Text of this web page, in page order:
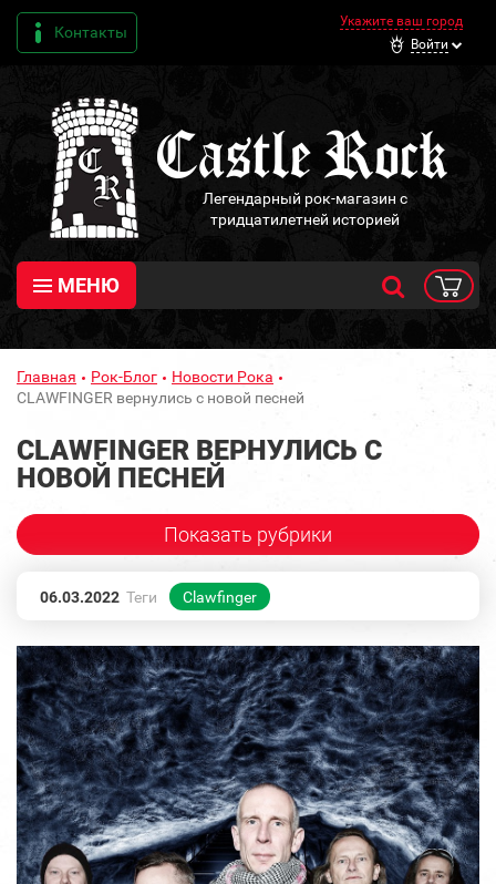
Контакты
Укажите ваш город
Войти
Легендарный рок-магазин с
тридцатилетней историей
МЕНЮ
Главная Рок-Блог
Новости Рока
CLAWFINGER вернулись с новой песней
CLAWFINGER ВЕРНУЛИСЬ С
НОВОЙ ПЕСНЕЙ
Показать рубрики
06.03.2022 Теги Clawfinger